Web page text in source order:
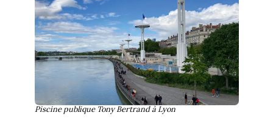
Piscine publique Tony Bertrand à Lyon